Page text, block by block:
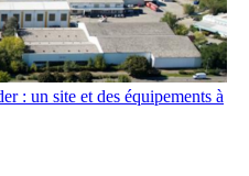
: un site et des équipements à